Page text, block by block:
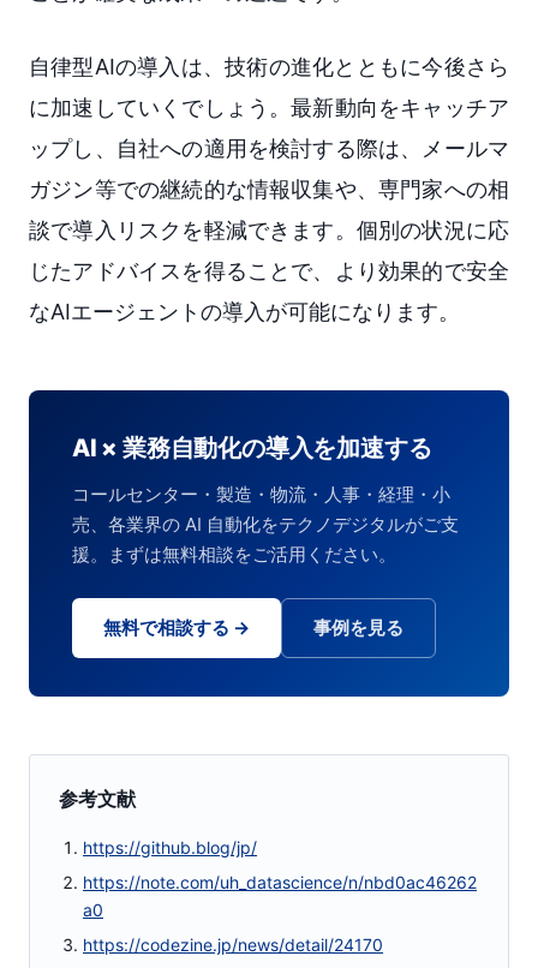
自律型AIの導入は、技術の進化とともに今後さら
に加速していくでしょう。最新動向をキャッチア
ップし、自社への適用を検討する際は、メールマ
ガジン等での継続的な情報収集や、専門家への相
談で導入リスクを軽減できます。個別の状況に応
じたアドバイスを得ることで、より効果的で安全
なAIエージェントの導入が可能になります。
AI × 業務自動化の導入を加速する
コールセンター・製造・物流・人事・経理・小
売、各業界の AI 自動化をテクノデジタルがご支
援。まずは無料相談をご活用ください。
無料で相談する → 事例を見る
参考文献
https://github.blog/jp/
https://note.com/uh_datascience/n/nbd0ac46262
a0
https://codezine.jp/news/detail/24170